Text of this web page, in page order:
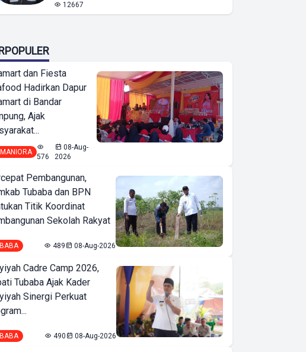
12667
dan Fiesta
Hadirkan Dapur
di Bandar
Ajak
576
08-Aug-
2026
Pembangunan,
Tubaba dan BPN
Titik Koordinat
Sekolah Rakyat
489 08-Aug-2026
Cadre Camp 2026,
Tubaba Ajak Kader
Sinergi Perkuat
490 08-Aug-2026